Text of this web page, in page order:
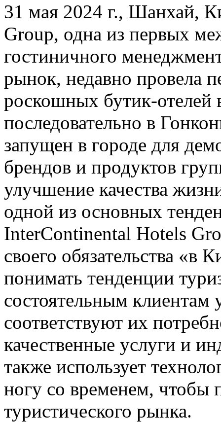
31 мая 2024 г., Шанхай,
Group, одна из первых
гостиничного
рынок, недавно провела
роскошных бутик-
последовательно в
запущен в городе для
брендов и продуктов
улучшение качества
одной из основных
InterContinental Hotels
своего обязательства «в
понимать тенденции
состоятельным клиентам
соответствуют их
качественные услуги и
также использует
ногу со временем, чтобы
туристического рынка.